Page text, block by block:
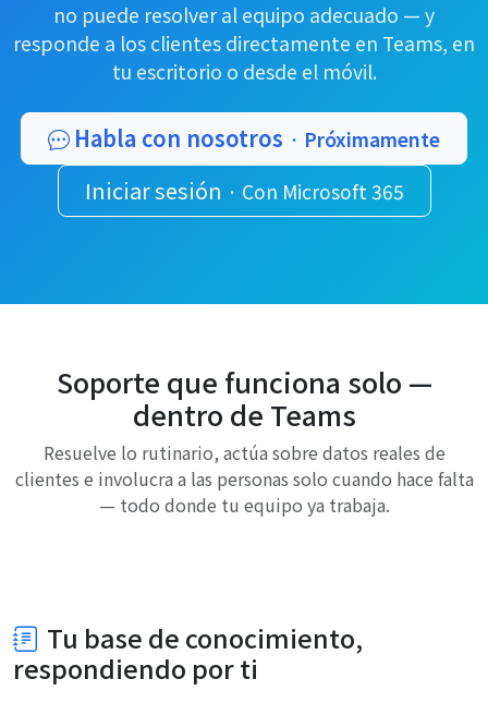
no puede resolver al equipo adecuado — y
responde a los clientes directamente en Teams, en
tu escritorio o desde el móvil.
Habla con nosotros · Próximamente
Iniciar sesión · Con Microsoft 365
Soporte que funciona solo —
dentro de Teams
Resuelve lo rutinario, actúa sobre datos reales de
clientes e involucra a las personas solo cuando hace falta
— todo donde tu equipo ya trabaja.
Tu base de conocimiento,
respondiendo por ti